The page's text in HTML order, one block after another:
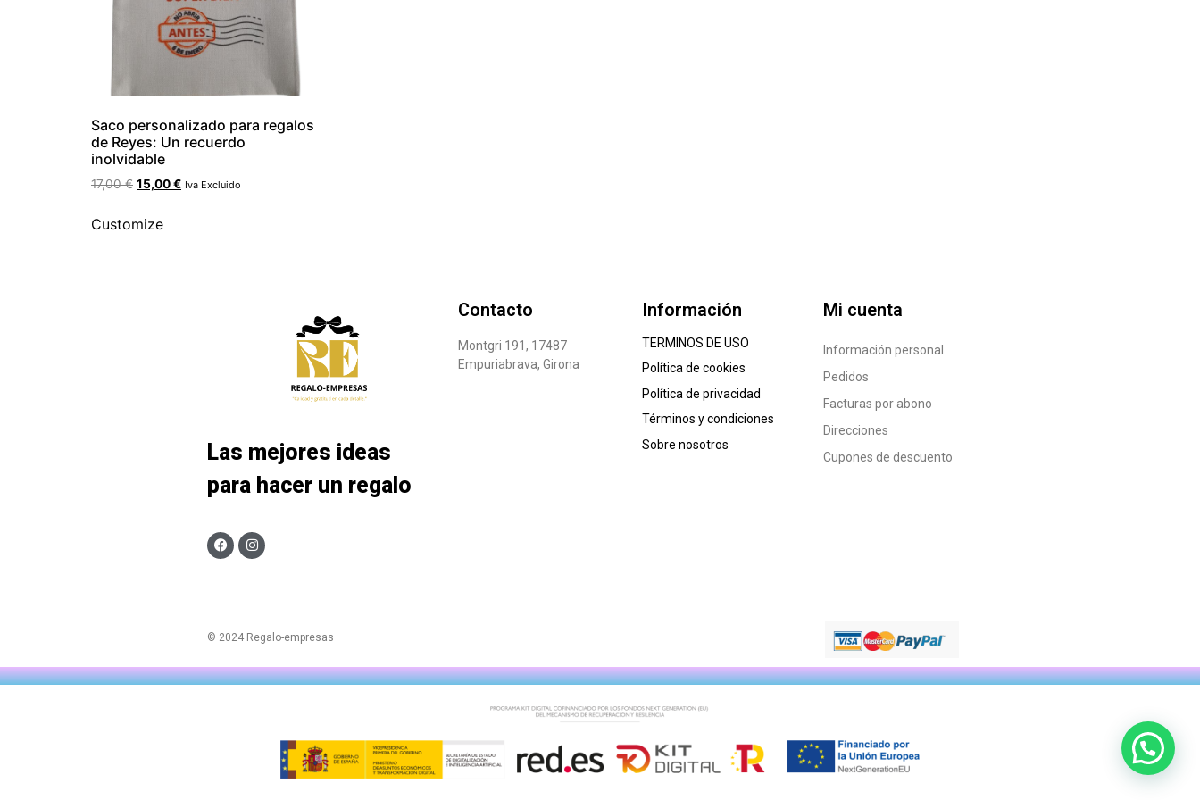
Saco personalizado para regalos
de Reyes: Un recuerdo
inolvidable
17,00€ 15,00€ Iva Excluido
Customize
Las mejores ideas
para hacer un regalo
Contacto
Montgri 191, 17487
Empuriabrava, Girona
Información
TERMINOS DE USO
Política de cookies
Política de privacidad
Términos y condiciones
Sobre nosotros
Mi cuenta
Información personal
Pedidos
Facturas por abono
Direcciones
Cupones de descuento
© 2024 Regalo-empresas